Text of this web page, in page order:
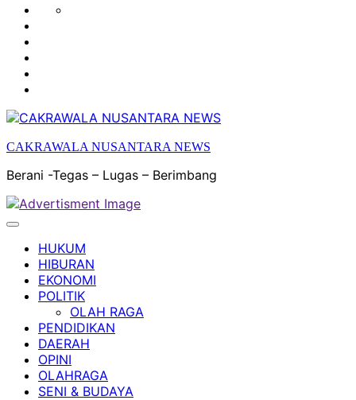
POLITIK
BUDAYA
CAKRAWALA NUSANTARA NEWS
Berani -Tegas – Lugas – Berimbang
HUKUM
HIBURAN
EKONOMI
POLITIK
OLAH RAGA
PENDIDIKAN
DAERAH
OPINI
OLAHRAGA
SENI & BUDAYA